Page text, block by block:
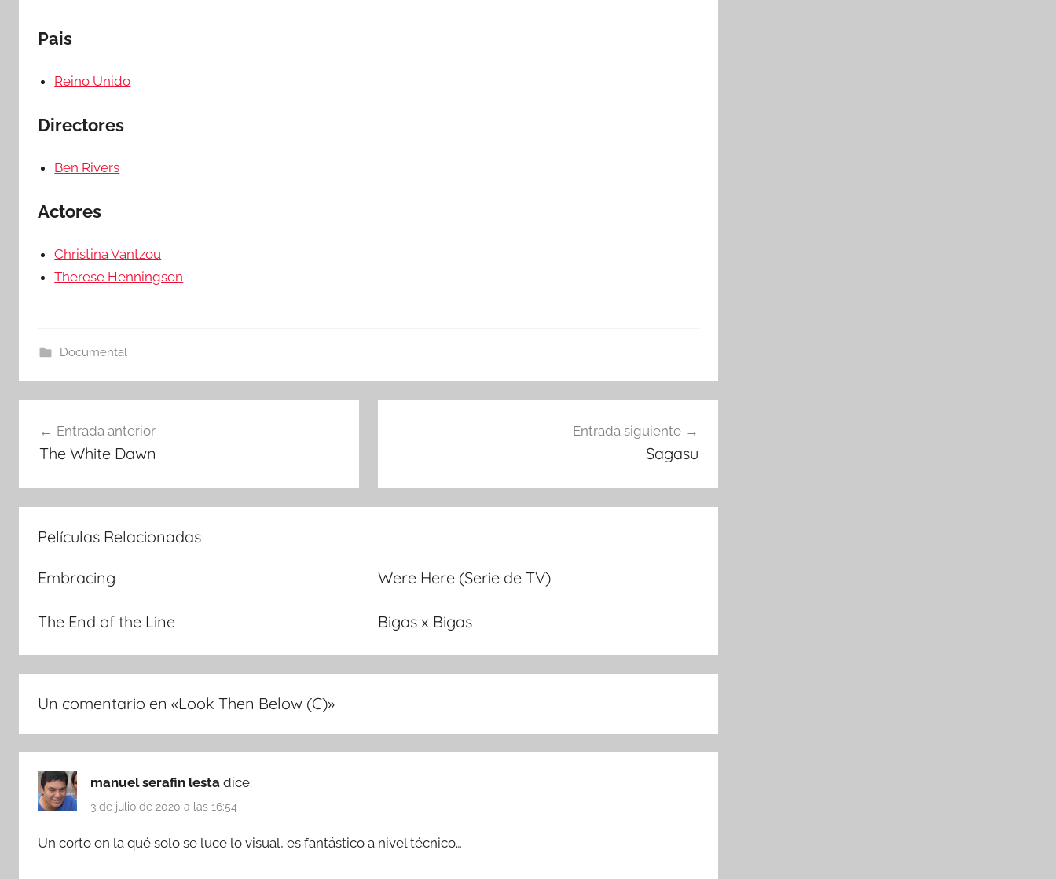
Pais
Reino Unido
Directores
Ben Rivers
Actores
Christina Vantzou
Therese Henningsen
Documental
Navegación
de
entradas
Entrada anterior
The White Dawn
Entrada siguiente
Sagasu
Películas Relacionadas
Embracing Were Here (Serie de TV)
The End of the Line Bigas x Bigas
Un comentario en «Look Then Below (C)»
manuel serafin lesta dice:
3 de julio de 2020 a las 16:54
Un corto en la qué solo se luce lo visual, es fantástico a nivel técnico…